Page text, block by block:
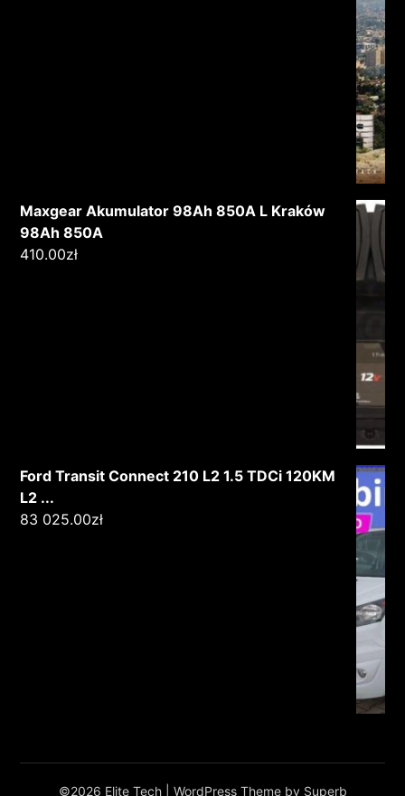
Maxgear Akumulator 98Ah 850A L Kraków
98Ah 850A
410.00zł
Ford Transit Connect 210 L2 1.5 TDCi 120KM
L2 ...
83 025.00zł
©2026 Elite Tech | WordPress Theme by Superb